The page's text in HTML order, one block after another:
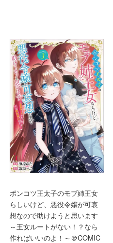
ポンコツ王太子のモブ姉王女
らしいけど、悪役令嬢が可哀
想なので助けようと思います
～王女ルートがない！？なら
作ればいいのよ！～＠COMIC